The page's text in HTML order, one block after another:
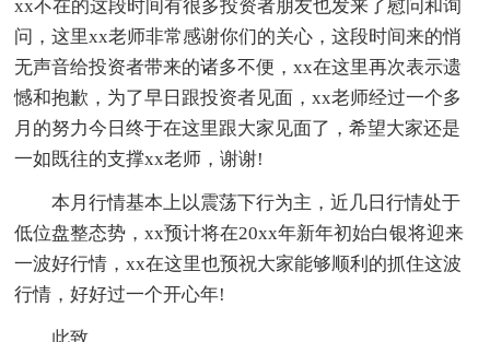
xx不在的这段时间有很多投资者朋友也发来了慰问和询
问，这里xx老师非常感谢你们的关心，这段时间来的悄
无声音给投资者带来的诸多不便，xx在这里再次表示遗
憾和抱歉，为了早日跟投资者见面，xx老师经过一个多
月的努力今日终于在这里跟大家见面了，希望大家还是
一如既往的支撑xx老师，谢谢!
本月行情基本上以震荡下行为主，近几日行情处于
低位盘整态势，xx预计将在20xx年新年初始白银将迎来
一波好行情，xx在这里也预祝大家能够顺利的抓住这波
行情，好好过一个开心年!